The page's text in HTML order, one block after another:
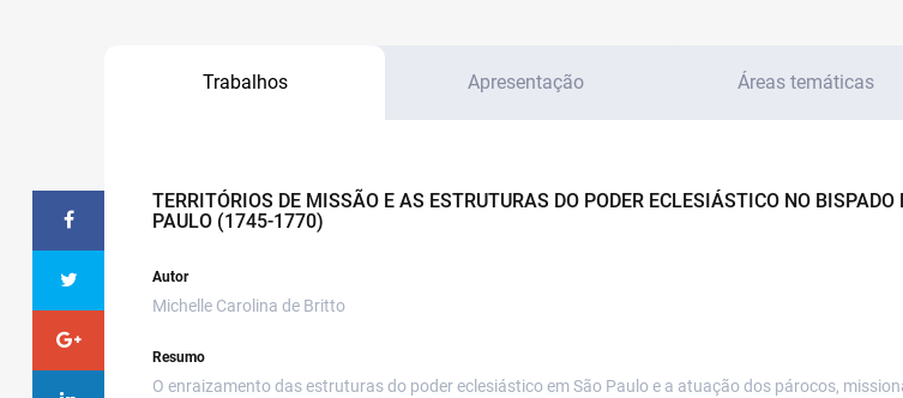
Trabalhos Apresentação Áreas temáticas
TERRITÓRIOS DE MISSÃO E AS ESTRUTURAS DO PODER ECLESIÁSTICO NO BISPADO
PAULO (1745-1770)
Autor
Michelle Carolina de Britto
Resumo
O enraizamento das estruturas do poder eclesiástico em São Paulo e a atuação dos párocos,